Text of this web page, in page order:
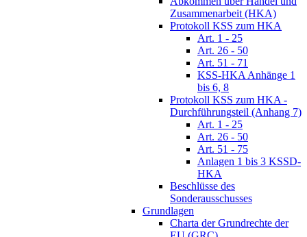
Zusammenarbeit (HKA)
Protokoll KSS zum HKA
Art. 1 - 25
Art. 26 - 50
Art. 51 - 71
KSS-HKA Anhänge 1
bis 6, 8
Protokoll KSS zum HKA -
Durchführungsteil (Anhang 7)
Art. 1 - 25
Art. 26 - 50
Art. 51 - 75
Anlagen 1 bis 3 KSSD-
HKA
Beschlüsse des
Sonderausschusses
Grundlagen
Charta der Grundrechte der